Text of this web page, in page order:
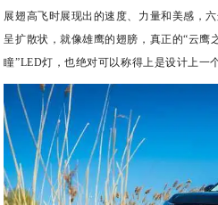
展翅高飞时展现出的速度、力量和美感，
呈扩散状，就像雄鹰的翅膀，真正的“云鹰
瞳”LED灯，也绝对可以称得上是设计上一